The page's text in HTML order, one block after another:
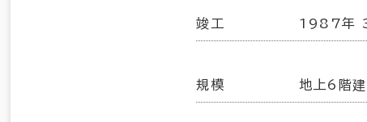
竣工 1987年 3
規模 地上6階建